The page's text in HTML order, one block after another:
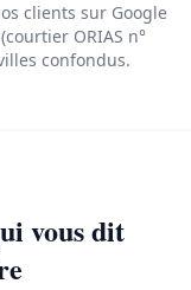
clients sur Google
ORIAS n°
confondus.
vous dit